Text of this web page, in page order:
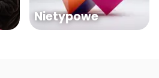
Nietypowe